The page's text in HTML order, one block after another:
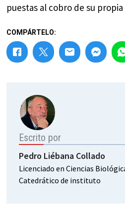
puestas al cobro de su
COMPÁRTELO:
Escrito por
Pedro Liébana Collado
Licenciado en Ciencias
Catedrático de instituto